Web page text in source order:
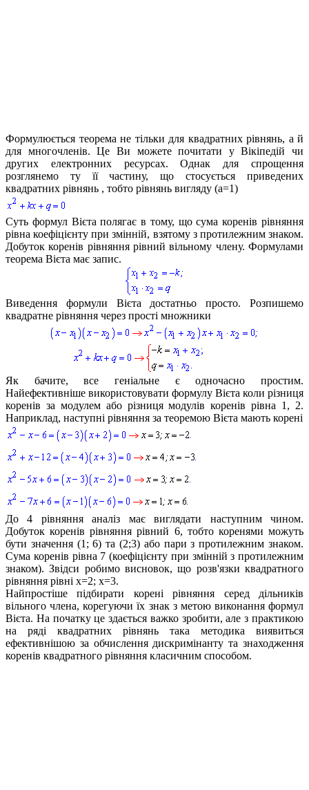
Формулюється теорема не тільки для квадратних рівнянь, а й
для многочленів. Це Ви можете почитати у Вікіпедій чи
других електронних ресурсах. Однак для спрощення
розглянемо ту її частину, що стосується приведених
квадратних рівнянь , тобто рівнянь вигляду (a=1)
Суть формул Вієта полягає в тому, що сума коренів рівняння
рівна коефіцієнту при змінній, взятому з протилежним знаком.
Добуток коренів рівняння рівний вільному члену. Формулами
теорема Вієта має запис.
Виведення формули Вієта достатньо просто. Розпишемо
квадратне рівняння через прості множники
Як бачите, все геніальне є одночасно простим.
Найефективніше використовувати формулу Вієта коли різниця
коренів за модулем або різниця модулів коренів рівна 1, 2.
Наприклад, наступні рівняння за теоремою Вієта мають корені
До 4 рівняння аналіз має виглядати наступним чином.
Добуток коренів рівняння рівний 6, тобто коренями можуть
бути значення (1; 6) та (2;3) або пари з протилежним знаком.
Сума коренів рівна 7 (коефіцієнту при змінній з протилежним
знаком). Звідси робимо висновок, що розв'язки квадратного
рівняння рівні x=2; x=3.
Найпростіше підбирати корені рівняння серед дільників
вільного члена, корегуючи їх знак з метою виконання формул
Вієта. На початку це здається важко зробити, але з практикою
на ряді квадратних рівнянь така методика виявиться
ефективнішою за обчислення дискримінанту та знаходження
коренів квадратного рівняння класичним способом.